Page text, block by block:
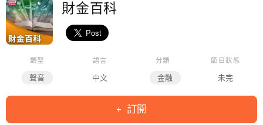
財金百科
類型
聲音
語言
中文
分類
金融
節目狀態
未完
訂閱